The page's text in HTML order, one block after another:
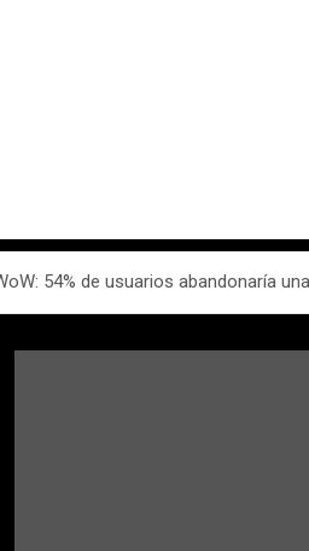
54% de usuarios abandonaría